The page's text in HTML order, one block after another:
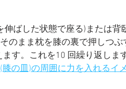
ばした状態で座る)または背
のまま枕を膝の裏で押しつ
す。これを10 回繰り返しま
の皿)の周囲に力を入れるイ